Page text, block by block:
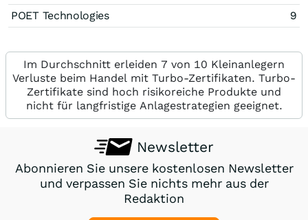
POET Technologies
9
Im Durchschnitt erleiden 7 von 10 Kleinanlegern
Verluste beim Handel mit Turbo-Zertifikaten. Turbo-
Zertifikate sind hoch risikoreiche Produkte und
nicht für langfristige Anlagestrategien geeignet.
Newsletter
Abonnieren Sie unsere kostenlosen Newsletter
und verpassen Sie nichts mehr aus der
Redaktion